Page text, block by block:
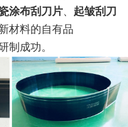
涂布刮刀片、 起皱刮刀
材料的自有品
制成功。